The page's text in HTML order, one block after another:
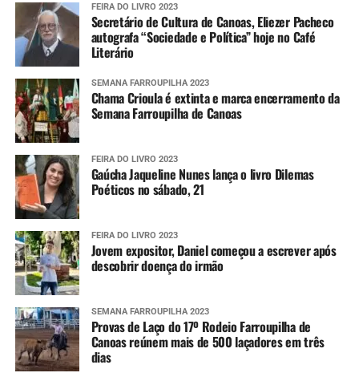
FEIRA DO LIVRO 2023
Secretário de Cultura de Canoas, Eliezer Pacheco
autografa “Sociedade e Política” hoje no Café
Literário
SEMANA FARROUPILHA 2023
Chama Crioula é extinta e marca encerramento da
Semana Farroupilha de Canoas
FEIRA DO LIVRO 2023
Gaúcha Jaqueline Nunes lança o livro Dilemas
Poéticos no sábado, 21
FEIRA DO LIVRO 2023
Jovem expositor, Daniel começou a escrever após
descobrir doença do irmão
SEMANA FARROUPILHA 2023
Provas de Laço do 17º Rodeio Farroupilha de
Canoas reúnem mais de 500 laçadores em três
dias